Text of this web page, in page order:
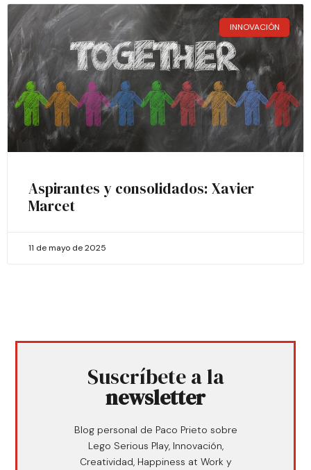
INNOVACIÓN
Aspirantes y consolidados: Xavier
Marcet
11 de mayo de 2025
Suscríbete a la
newsletter
Blog personal de Paco Prieto sobre
Lego Serious Play, Innovación,
Creatividad, Happiness at Work y